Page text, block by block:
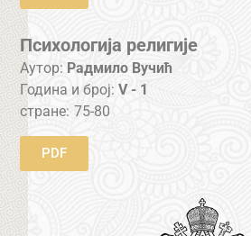
Психологија религије
Аутор: Радмило Вучић
Година и број:V - 1
стране: 75-80
PDF